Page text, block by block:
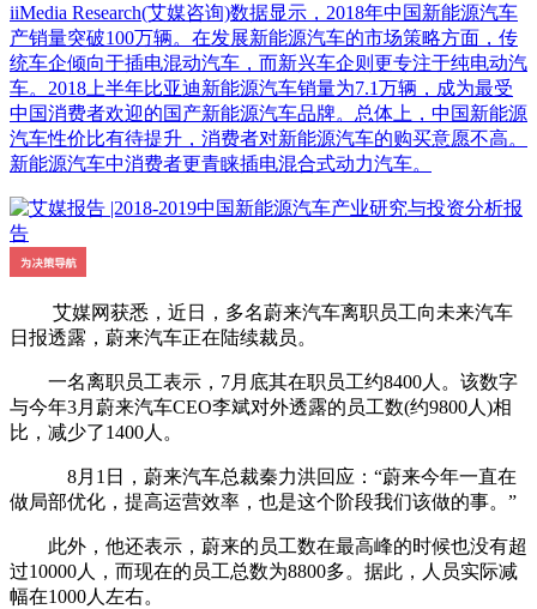
iiMedia Research(艾媒咨询)数据显示，2018年中国新能源汽车
产销量突破100万辆。在发展新能源汽车的市场策略方面，传
统车企倾向于插电混动汽车，而新兴车企则更专注于纯电动汽
车。2018上半年比亚迪新能源汽车销量为7.1万辆，成为最受
中国消费者欢迎的国产新能源汽车品牌。总体上，中国新能源
汽车性价比有待提升，消费者对新能源汽车的购买意愿不高。
新能源汽车中消费者更青睐插电混合式动力汽车。
艾媒网获悉，近日，多名蔚来汽车离职员工向未来汽车
日报透露，蔚来汽车正在陆续裁员。
一名离职员工表示，7月底其在职员工约8400人。该数字
与今年3月蔚来汽车CEO李斌对外透露的员工数(约9800人)相
比，减少了1400人。
8月1日，蔚来汽车总裁秦力洪回应：“蔚来今年一直在
做局部优化，提高运营效率，也是这个阶段我们该做的事。”
此外，他还表示，蔚来的员工数在最高峰的时候也没有超
过10000人，而现在的员工总数为8800多。据此，人员实际减
幅在1000人左右。